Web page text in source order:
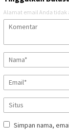
Alamat email Anda tidak
Simpan nama,